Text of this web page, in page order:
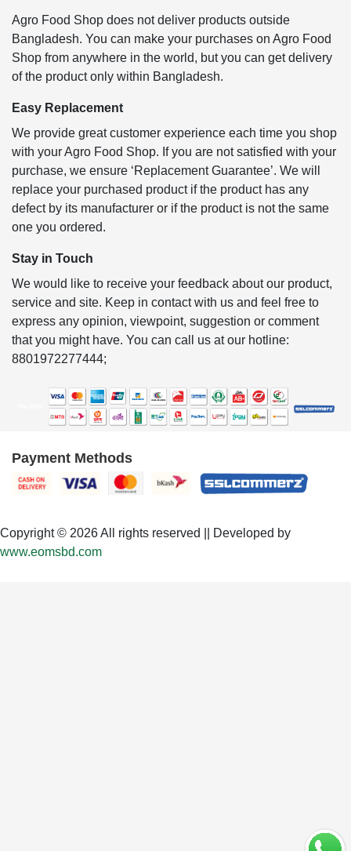
Agro Food Shop does not deliver products outside
Bangladesh. You can make your purchases on Agro Food
Shop from anywhere in the world, but you can get delivery
of the product only within Bangladesh.
Easy Replacement
We provide great customer experience each time you shop
with your Agro Food Shop. If you are not satisfied with your
purchase, we ensure ‘Replacement Guarantee’. We will
replace your purchased product if the product has any
defect by its manufacturer or if the product is not the same
one you ordered.
Stay in Touch
We would like to receive your feedback about our product,
service and site. Keep in contact with us and feel free to
express any opinion, viewpoint, suggestion or comment
that you might have. You can call us at our hotline:
8801972277444;
Payment Methods
Copyright © 2026 All rights reserved || Developed by
www.eomsbd.com